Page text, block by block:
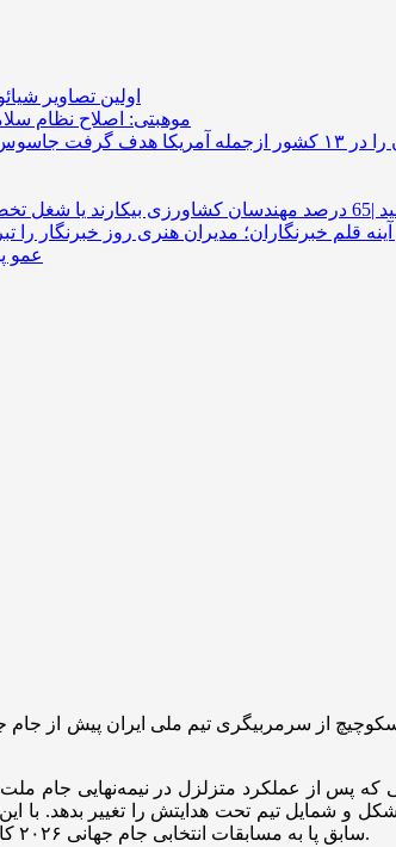
اولین تصاویر
موهبتی: اصلاح نظام
گرفت
بیکارند یا شغل تخصصی ندارند
قلم خبرنگاران؛ مدیران هنری روز خبرنگار را
عمو
که پس از عملکرد متزلزل در نیمه‌نهایی جام
خون تازه شکل و شمایل تیم تحت هدایتش را تغییر
سابق پا به مسابقات انتخابی جام جهانی ۲۰۲۶ کانادا، مکزیک و ایالات متحده آمریکا بگذارد و جوانگرایی را به قطعی شدن صعود گره بزند.